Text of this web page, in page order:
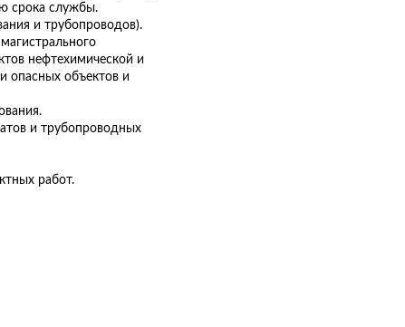
срока службы.
и трубопроводов).
нефтехимической и
опасных объектов и
и трубопроводных
работ.